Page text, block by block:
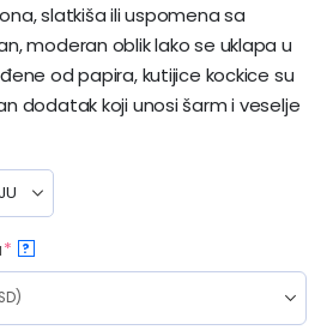
slatkiša ili uspomena sa
moderan oblik lako se uklapa u
od papira, kutijice kockice su
dodatak koji unosi šarm i veselje
* ?